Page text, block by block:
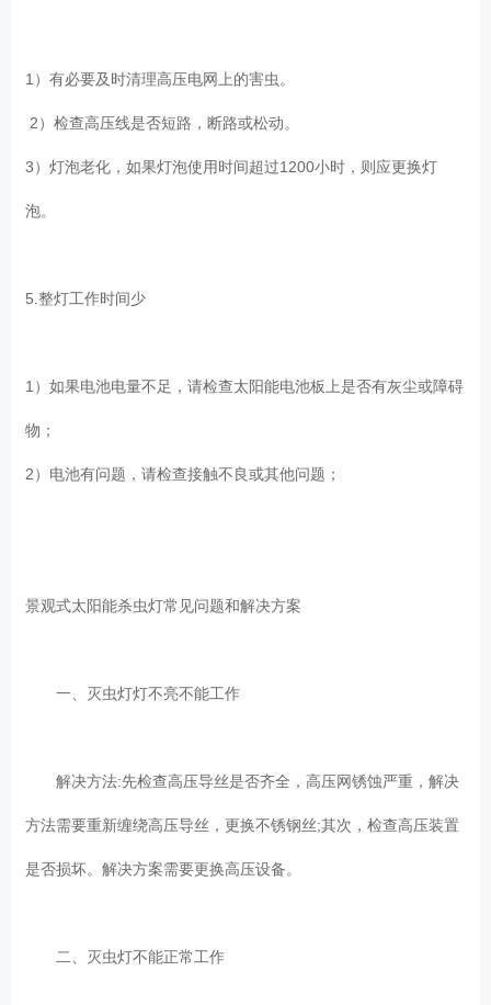
1）有必要及时清理高压电网上的害虫。
2）检查高压线是否短路，断路或松动。
3）灯泡老化，如果灯泡使用时间超过1200小时，则应更换灯
泡。
5.整灯工作时间少
1）如果电池电量不足，请检查太阳能电池板上是否有灰尘或障碍
物；
2）电池有问题，请检查接触不良或其他问题；
景观式太阳能杀虫灯常见问题和解决方案
一、灭虫灯灯不亮不能工作
解决方法:先检查高压导丝是否齐全，高压网锈蚀严重，解决
方法需要重新缠绕高压导丝，更换不锈钢丝;其次，检查高压装置
是否损坏。解决方案需要更换高压设备。
二、灭虫灯不能正常工作